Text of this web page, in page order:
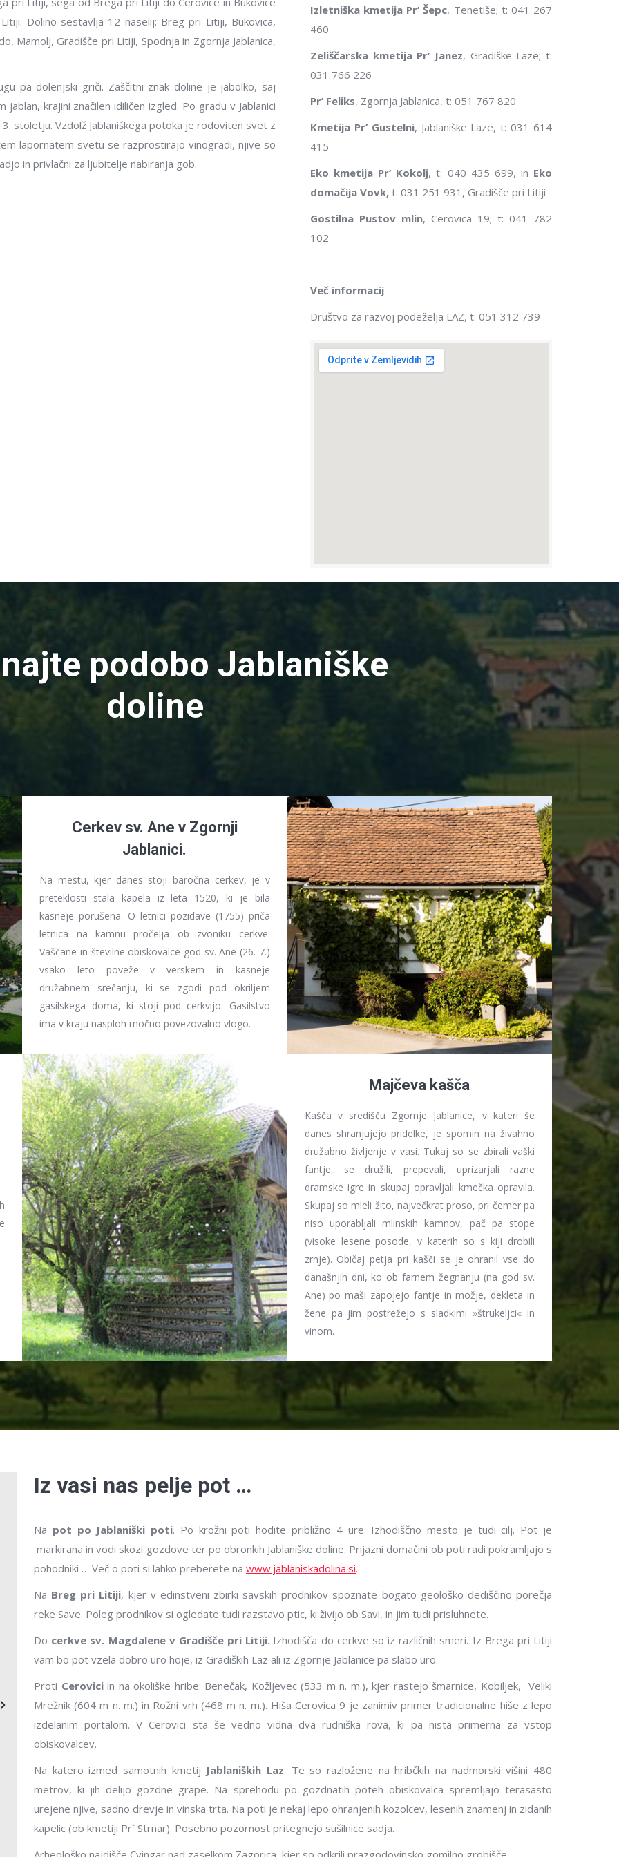
Dolino sestavlja 12 naselij: Breg pri Litiji, Bukovica,
Mamolj, Gradišče pri Litiji, Spodnja in Zgornja Jablanica,
pa dolenjski griči. Zaščitni znak doline je jabolko, saj
krajini značilen idiličen izgled. Po gradu v Jablanici
stoletju. Vzdolž Jablaniškega potoka je rodoviten svet z
lapornatem svetu se razprostirajo vinogradi, njive so
in privlačni za ljubitelje nabiranja gob.
Izletniška kmetija Pr’ Šepc, Tenetiše; t: 041 267
460
Zeliščarska kmetija Pr’ Janez, Gradiške Laze; t:
031 766 226
Pr’ Feliks, Zgornja Jablanica, t: 051 767 820
Kmetija Pr’ Gustelni, Jablaniške Laze, t: 031 614
415
Eko kmetija Pr’ Kokolj, t: 040 435 699, in Eko
domačija Vovk, t: 031 251 931, Gradišče pri Litiji
Gostilna Pustov mlin, Cerovica 19; t: 041 782
102
Več informacij
Društvo za razvoj podeželja LAZ, t: 051 312 739
podobo Jablaniške
doline
Cerkev sv. Ane v Zgornji
Jablanici.
Na mestu, kjer danes stoji baročna cerkev, je v
preteklosti stala kapela iz leta 1520, ki je bila
kasneje porušena. O letnici pozidave (1755) priča
letnica na kamnu pročelja ob zvoniku cerkve.
Vaščane in številne obiskovalce god sv. Ane (26. 7.)
vsako leto poveže v verskem in kasneje
družabnem srečanju, ki se zgodi pod okriljem
gasilskega doma, ki stoji pod cerkvijo. Gasilstvo
ima v kraju nasploh močno povezovalno vlogo.
Majčeva kašča
Kašča v središču Zgornje Jablanice, v kateri še
danes shranjujejo pridelke, je spomin na živahno
družabno življenje v vasi. Tukaj so se zbirali vaški
fantje, se družili, prepevali, uprizarjali razne
dramske igre in skupaj opravljali kmečka opravila.
Skupaj so mleli žito, največkrat proso, pri čemer pa
niso uporabljali mlinskih kamnov, pač pa stope
(visoke lesene posode, v katerih so s kiji drobili
zrnje). Običaj petja pri kašči se je ohranil vse do
današnjih dni, ko ob farnem žegnanju (na god sv.
Ane) po maši zapojejo fantje in možje, dekleta in
žene pa jim postrežejo s sladkimi »štrukeljci« in
vinom.
Žegnanje v cerkvi sv. Ane se skozi leta ni
prav dosti spremenilo. Tako kot nekoč tudi
danes ženske pospravijo hišo, spečejo potico,
štruklje in druge dobrote, moški poskrbijo za
zunanja opravila in pripravijo kokoš za
tudi obelka, ki je bila skrbno izbrana. Zvonjenje
in streljanje z možnarjem je vaščane vabilo k
maši. Po poti domov so se oglasili pri kakšni
hiši, pokramljali in se odpravili domov na
slavnostno kosilo. Tudi danes je podobno. Na
žegnanjsko nedeljo se v rodni kraj vrne veliko
domačinov, ki so se iz kraja odselili ali priženili
Leonora Permevska je bila vaška
vedeževalka. Živela je v hiši pod Mamoljem, po
domače v »Čebevniku«. Rodila se je v Litvi, k
nam pa jo je pripeljal g. Petrič, ko je šel po
svetu iskat delo. Gospa Leonora je
slovensko, je vedno potrebovala prevajalca.
Po moževi smrti so vaščani opazili, da je njeno
vedenje postajalo malce čudaško; ko je odšla
od doma, je s seboj vedno vzela kokoš, doma
pa se je rada zavijala v rjuhe in hodila okoli
Rudarjenje. Že v dobi
tu kopali cink, od l. 1877
rova dolžine 50 in 60
Iz vasi nas pelje pot …
Na pot po Jablaniški poti. Po krožni poti hodite približno 4 ure. Izhodiščno mesto je tudi cilj. Pot je
markirana in vodi skozi gozdove ter po obronkih Jablaniške doline. Prijazni domačini ob poti radi pokramljajo s
pohodniki … Več o poti si lahko preberete na www.jablaniskadolina.si.
Na Breg pri Litiji, kjer v edinstveni zbirki savskih prodnikov spoznate bogato geološko dediščino porečja
reke Save. Poleg prodnikov si ogledate tudi razstavo ptic, ki živijo ob Savi, in jim tudi prisluhnete.
Do cerkve sv. Magdalene v Gradišče pri Litiji. Izhodišča do cerkve so iz različnih smeri. Iz Brega pri Litiji
vam bo pot vzela dobro uro hoje, iz Gradiških Laz ali iz Zgornje Jablanice pa slabo uro.
Proti Ceroviciin na okoliške hribe: Benečak, Kožljevec (533 m n. m.), kjer rastejo šmarnice, Kobiljek, Veliki
Mrežnik (604 m n. m.) in Rožni vrh (468 m n. m.). Hiša Cerovica 9 je zanimiv primer tradicionalne hiše z lepo
izdelanim portalom. V Cerovici sta še vedno vidna dva rudniška rova, ki pa nista primerna za vstop
obiskovalcev.
Na katero izmed samotnih kmetij Jablaniških Laz. Te so razložene na hribčkih na nadmorski višini 480
metrov, ki jih delijo gozdne grape. Na sprehodu po gozdnatih poteh obiskovalca spremljajo terasasto
urejene njive, sadno drevje in vinska trta. Na poti je nekaj lepo ohranjenih kozolcev, lesenih znamenj in zidanih
kapelic (ob kmetiji Pr` Strnar). Posebno pozornost pritegnejo sušilnice sadja.
Arheološko najdišče Cvingar nad zaselkom Zagorica, kjer so odkrili prazgodovinsko gomilno grobišče.